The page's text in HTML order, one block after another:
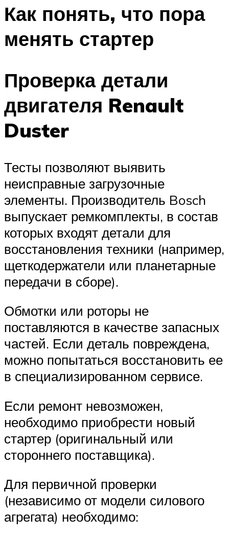
Как понять, что пора
менять стартер
Проверка детали
двигателя Renault
Duster
Тесты позволяют выявить
неисправные загрузочные
элементы. Производитель Bosch
выпускает ремкомплекты, в состав
которых входят детали для
восстановления техники (например,
щеткодержатели или планетарные
передачи в сборе).
Обмотки или роторы не
поставляются в качестве запасных
частей. Если деталь повреждена,
можно попытаться восстановить ее
в специализированном сервисе.
Если ремонт невозможен,
необходимо приобрести новый
стартер (оригинальный или
стороннего поставщика).
Для первичной проверки
(независимо от модели силового
агрегата) необходимо: